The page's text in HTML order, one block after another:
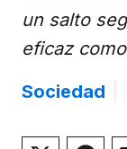
un salto
eficaz
Sociedad